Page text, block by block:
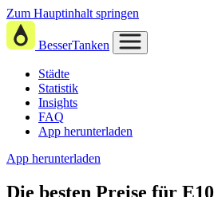
Zum Hauptinhalt springen
BesserTanken
Städte
Statistik
Insights
FAQ
App herunterladen
App herunterladen
Die besten Preise für E10